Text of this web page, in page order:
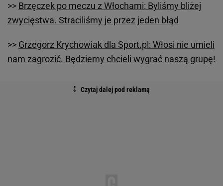
>> Brzęczek po meczu z Włochami: Byliśmy bliżej
zwycięstwa. Straciliśmy je przez jeden błąd
>> Grzegorz Krychowiak dla Sport.pl: Włosi nie umieli
nam zagrozić. Będziemy chcieli wygrać naszą grupę!